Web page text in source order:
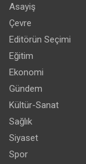
Asayiş
Çevre
Editörün Seçimi
Eğitim
Ekonomi
Gündem
Kültür-Sanat
Sağlık
Siyaset
Spor